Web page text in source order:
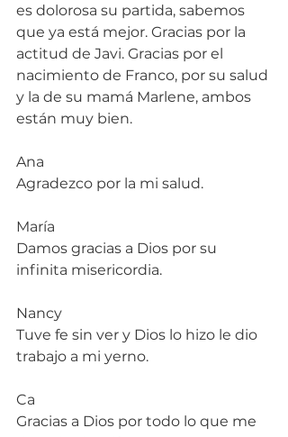
es dolorosa su partida, sabemos
que ya está mejor. Gracias por la
actitud de Javi. Gracias por el
nacimiento de Franco, por su salud
y la de su mamá Marlene, ambos
están muy bien.
Ana
Agradezco por la mi salud.
María
Damos gracias a Dios por su
infinita misericordia.
Nancy
Tuve fe sin ver y Dios lo hizo le dio
trabajo a mi yerno.
Ca
Gracias a Dios por todo lo que me